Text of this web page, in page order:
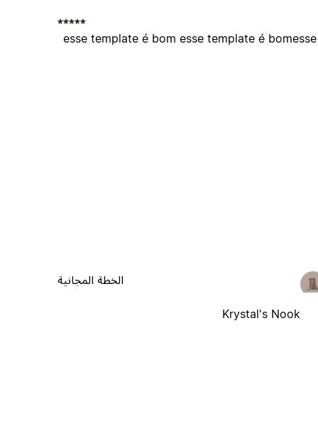
esse template é bom esse template é
Krystal's Nook
الخطة المجانية